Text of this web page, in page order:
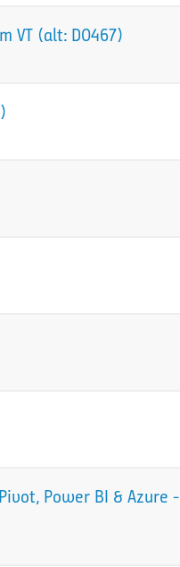
VT (alt: DO467)
Power BI & Azure -